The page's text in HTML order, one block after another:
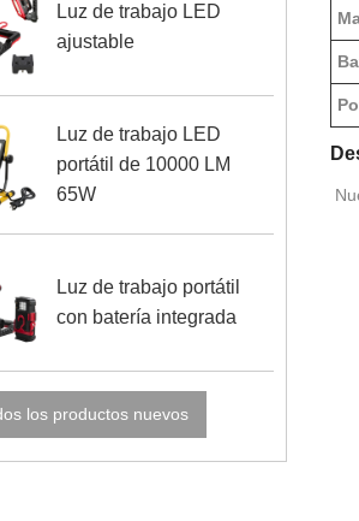
Luz de trabajo LED
ajustable
Luz de trabajo LED
portátil de 10000 LM
65W
Luz de trabajo portátil
con batería integrada
los productos nuevos